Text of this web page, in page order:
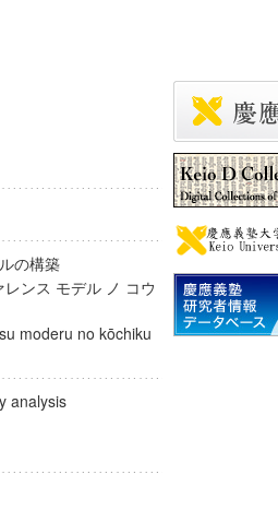
ルの構築
ンス モデル ノ コウ
moderu no kōchiku
analysis